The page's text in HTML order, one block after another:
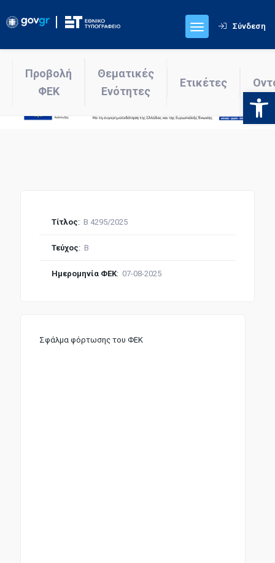
Σύνδεση
Προβολή
ΦΕΚ
Θεματικές
Ενότητες
Ετικέτες
Σφάλμα φόρτωσης του ΦΕΚ
Τίτλος: Β 4295/2025
Τεύχος: Β
Ημερομηνία ΦΕΚ: 07-08-2025